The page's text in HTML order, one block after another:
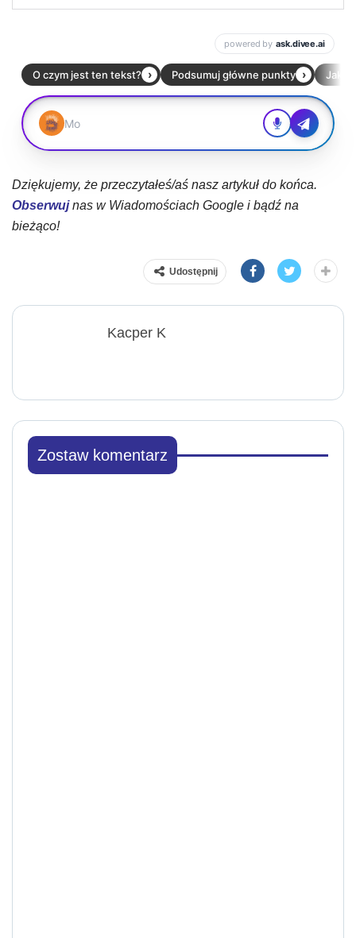
Dziękujemy, że przeczytałeś/aś nasz artykuł do końca.
Obserwujnas w Wiadomościach Google i bądź na
bieżąco!
Udostępnij
Kacper K
Zostaw komentarz